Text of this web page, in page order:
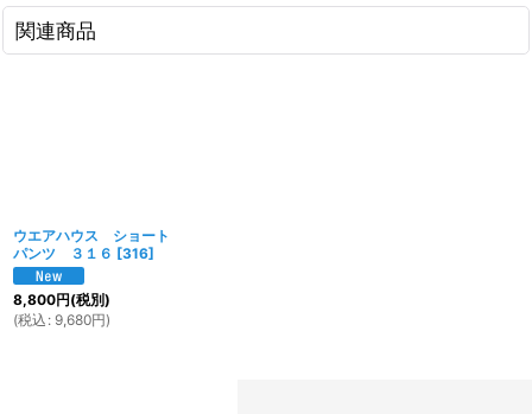
関連商品
ウエアハウス ショート
パンツ ３１６ [316]
8,800円(税別)
(税込 : 9,680円)